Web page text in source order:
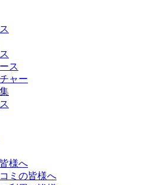
ス
ャー
様へ
ミの皆様へ